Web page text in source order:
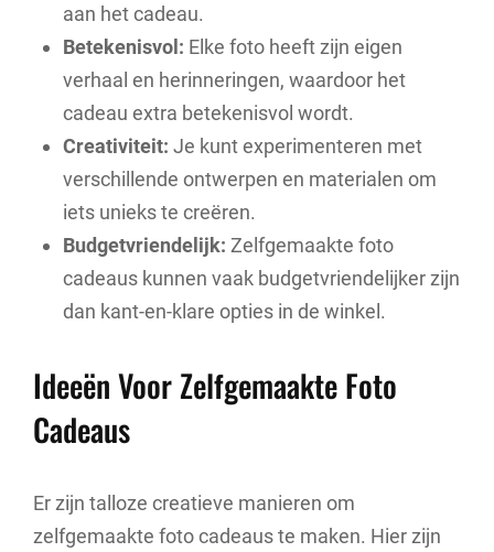
aan het cadeau.
Betekenisvol: Elke foto heeft zijn eigen
verhaal en herinneringen, waardoor het
cadeau extra betekenisvol wordt.
Creativiteit: Je kunt experimenteren met
verschillende ontwerpen en materialen om
iets unieks te creëren.
Budgetvriendelijk: Zelfgemaakte foto
cadeaus kunnen vaak budgetvriendelijker zijn
dan kant-en-klare opties in de winkel.
Ideeën Voor Zelfgemaakte Foto
Cadeaus
Er zijn talloze creatieve manieren om
zelfgemaakte foto cadeaus te maken. Hier zijn